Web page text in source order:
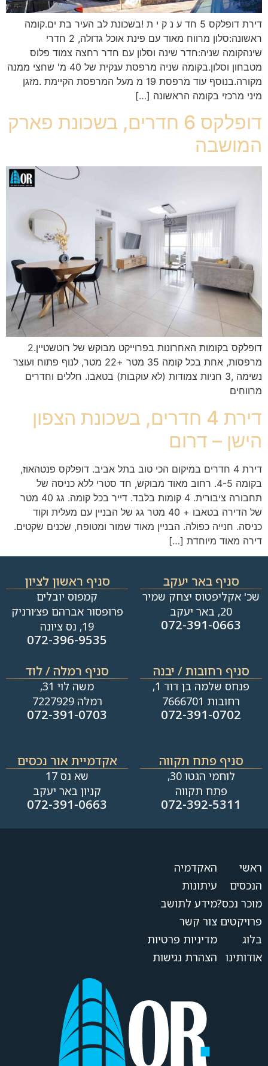
דירת דופלקס 5 חד ע נ ק י ת !בשכונת לב העיר בת ים.קומה
ראשונה:סלון מרווח מאוד עם פינת אוכל גדולה, 2 חדרי
שינהקומה שניה:חדר שינה וסלון עם חדר רחצה צמוד פלוס
מטבחון וסלון.בקומה שניה מרפסת ענקית של 40 מ' שחצי ממנה
מקורה.בנוסף עוד מרפסת 19 מ מעל המרפסת הקיימת .מזגן
מיני מרכזי בקומה הראשונה […]
דופלקס 6 חדרים, בשכונת פארק
המושבה
דופלקס בקומות האחרונות בפרוייקט מבוקש של רוטשטיין.2
מרפסות, אחת בכל קומה 35 מטר +22 מטר, לנוף פתוח ועוצר
נשימה ,3 חניות צמודות (לא עוקבות) בטאבו. חללים וחדרים
מרווחים
דירת 4 חדרים, בשכונת הצפון
הישן – דרום
דירת 4 חדרים במיקום הכי טוב בתל אביב. דופלקס פנטהאוז,
בקומה 4-5. רחוב מאוד מבוקש, חד סטרי ללא כניסה של
תחבורה ציבורית. 4 קומות בלבד. דייר בכל קומה. גג 40 מטר
של הדירה בטאבו + 40 מטר גג של הבניין עם מעלית וקוד
כניסה. חנייה כפולה. הבניין מאוד שמור ומטופח, שכנים שקטים.
דירה מאוד מיוחדת […]
סניף באר יעקב
שכ' אקליפטוס יצחק שמיר
20, באר יעקב
072-391-0663
סניף ראשון לציון
קמפוס יובלים
פרופסור אברהם פצ׳ורניק
19, נס ציונה
072-396-9535
סניף רחובות / יבנה​
פנחס שלמה בן דוד 1,
רחובות 7666701
072-391-0702
סניף רמלה / לוד
משה לוי 31,
רמלה 7227929
072-391-0703
סניף פתח תקווה
לוחמי הגטו 30,
פתח תקווה
072-392-5311
אקדמיית אור נכסים
שא נס 17
קניון באר יעקב
072-391-0663
ראשי
הנכסים
מוכר נכס?
פרויקטים
בלוג
אודותינו
האקדמיה
עיתונות
מידע לתושב
צור קשר
מדיניות פרטיות
הצהרת נגישות